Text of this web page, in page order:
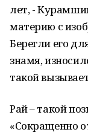
лет, -
материю с
Берегли его
знамя,
такой
Рай – такой
«Сокращенно